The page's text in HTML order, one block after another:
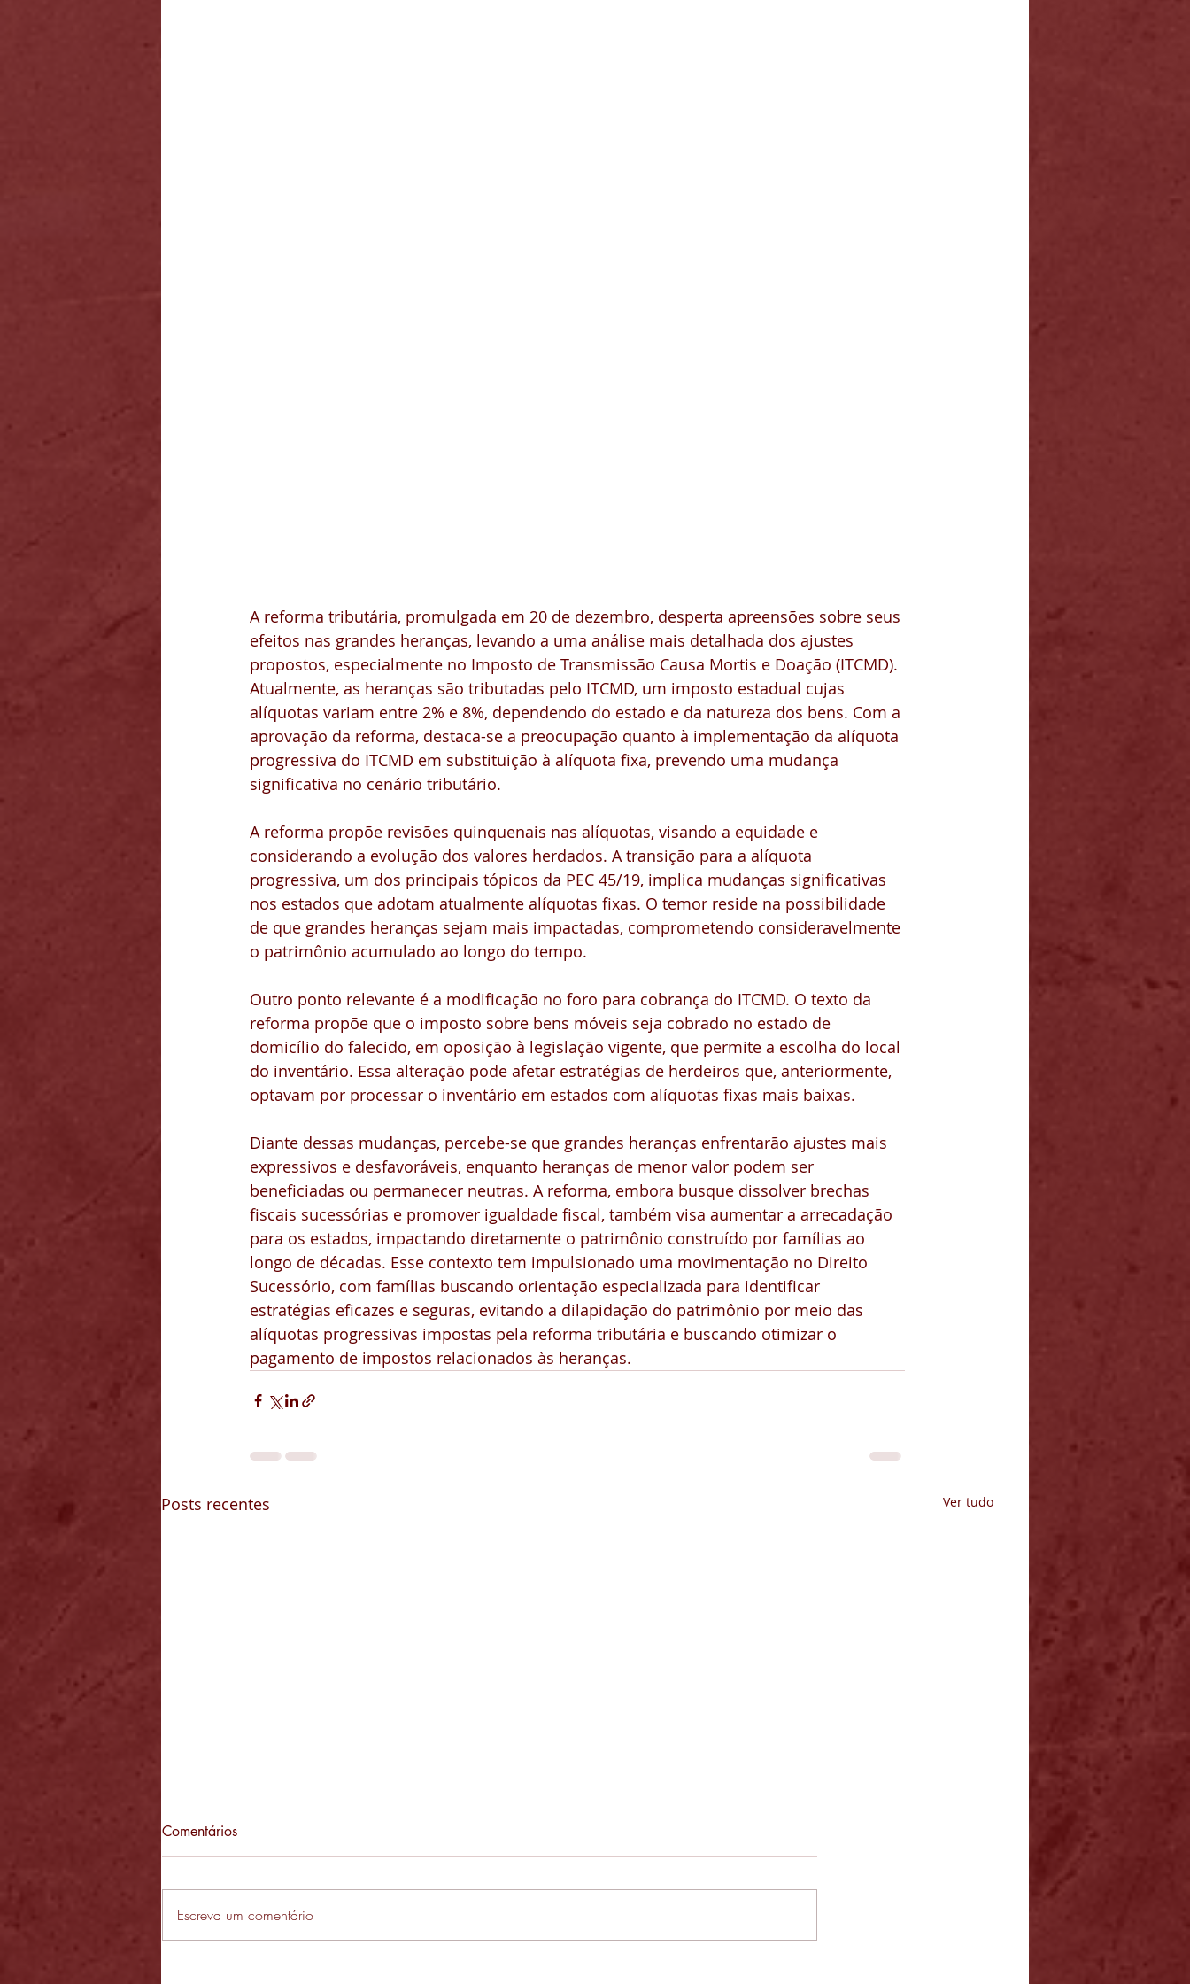
A reforma tributária, promulgada em 20 de dezembro, desperta apreensões sobre seus
efeitos nas grandes heranças, levando a uma análise mais detalhada dos ajustes
propostos, especialmente no Imposto de Transmissão Causa Mortis e Doação (ITCMD).
Atualmente, as heranças são tributadas pelo ITCMD, um imposto estadual cujas
alíquotas variam entre 2% e 8%, dependendo do estado e da natureza dos bens. Com a
aprovação da reforma, destaca-se a preocupação quanto à implementação da alíquota
progressiva do ITCMD em substituição à alíquota fixa, prevendo uma mudança
significativa no cenário tributário.
A reforma propõe revisões quinquenais nas alíquotas, visando a equidade e
considerando a evolução dos valores herdados. A transição para a alíquota
progressiva, um dos principais tópicos da PEC 45/19, implica mudanças significativas
nos estados que adotam atualmente alíquotas fixas. O temor reside na possibilidade
de que grandes heranças sejam mais impactadas, comprometendo consideravelmente
o patrimônio acumulado ao longo do tempo.
Outro ponto relevante é a modificação no foro para cobrança do ITCMD. O texto da
reforma propõe que o imposto sobre bens móveis seja cobrado no estado de
domicílio do falecido, em oposição à legislação vigente, que permite a escolha do local
do inventário. Essa alteração pode afetar estratégias de herdeiros que, anteriormente,
optavam por processar o inventário em estados com alíquotas fixas mais baixas.
Diante dessas mudanças, percebe-se que grandes heranças enfrentarão ajustes mais
expressivos e desfavoráveis, enquanto heranças de menor valor podem ser
beneficiadas ou permanecer neutras. A reforma, embora busque dissolver brechas
fiscais sucessórias e promover igualdade fiscal, também visa aumentar a arrecadação
para os estados, impactando diretamente o patrimônio construído por famílias ao
longo de décadas. Esse contexto tem impulsionado uma movimentação no Direito
Sucessório, com famílias buscando orientação especializada para identificar
estratégias eficazes e seguras, evitando a dilapidação do patrimônio por meio das
alíquotas progressivas impostas pela reforma tributária e buscando otimizar o
pagamento de impostos relacionados às heranças.
Posts recentes Ver tudo
Comentários
Escreva um comentário